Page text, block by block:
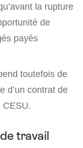
la rupture
de
payés
toutefois de
d’un contrat de
CESU.
travail